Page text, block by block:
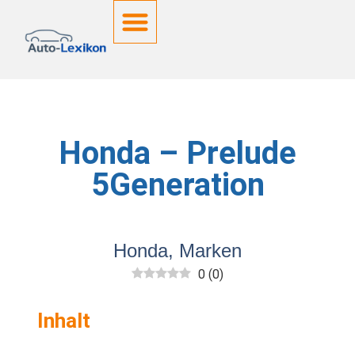
Honda – Prelude
5Generation
Honda, Marken
0 (0)
Inhalt